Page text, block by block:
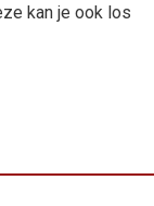
kan je ook los